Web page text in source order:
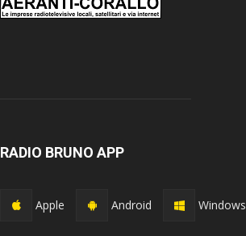
RADIO BRUNO APP
Apple Android Windows